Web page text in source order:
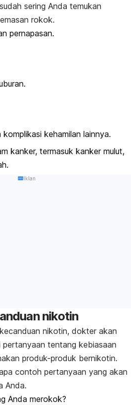
sering Anda temukan
rokok.
pernapasan.
komplikasi kehamilan lainnya.
kanker, termasuk kanker mulut,
Iklan
nikotin
nikotin, dokter akan
pertanyaan tentang kebiasaan
produk-produk bernikotin.
contoh pertanyaan yang akan
Anda.
Anda merokok?